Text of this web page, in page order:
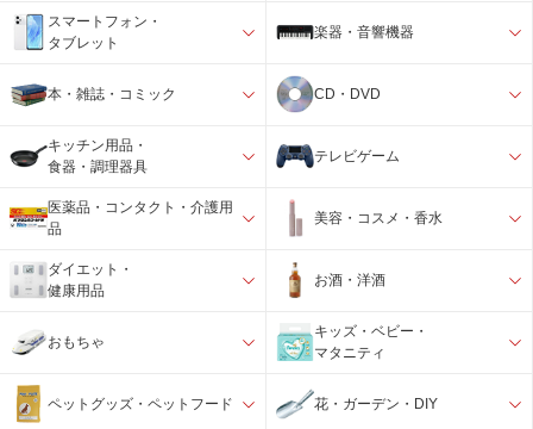
スマートフォン・
タブレット
楽器・音響機器
本・雑誌・コミック CD・DVD
キッチン用品・
食器・調理器具
テレビゲーム
医薬品・コンタクト・介護用
品
美容・コスメ・香水
ダイエット・
健康用品
お酒・洋酒
おもちゃ
キッズ・ベビー・
マタニティ
ペットグッズ・ペットフード 花・ガーデン・DIY